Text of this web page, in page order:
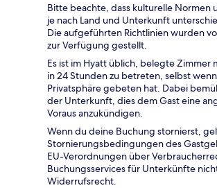
Bitte beachte, dass kulturelle Normen
je nach Land und Unterkunft
Die aufgeführten Richtlinien wurden
zur Verfügung gestellt.
Es ist im Hyatt üblich, belegte Zimmer
in 24 Stunden zu betreten, selbst
Privatsphäre gebeten hat. Dabei
der Unterkunft, dies dem Gast eine
Voraus anzukündigen.
Wenn du deine Buchung stornierst,
Stornierungsbedingungen des
EU-Verordnungen über
Buchungsservices für Unterkünfte
Widerrufsrecht.